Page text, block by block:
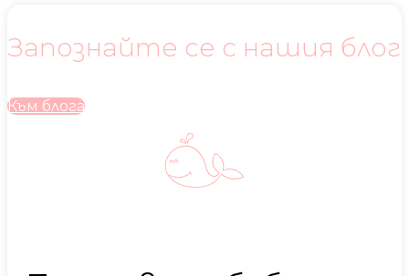
Запознайте се с нашия блог
Към блога